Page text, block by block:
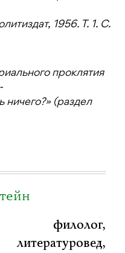
1956. Т. 1. С.
проклятия
ничего?» (раздел
филолог,
литературовед,